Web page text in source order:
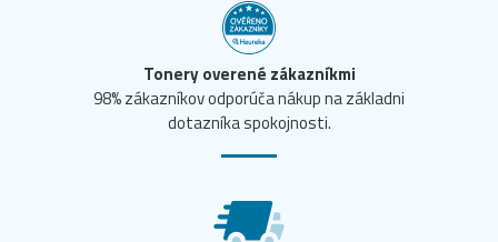
Tonery overené zákazníkmi
98% zákazníkov odporúča nákup na základni
dotazníka spokojnosti.